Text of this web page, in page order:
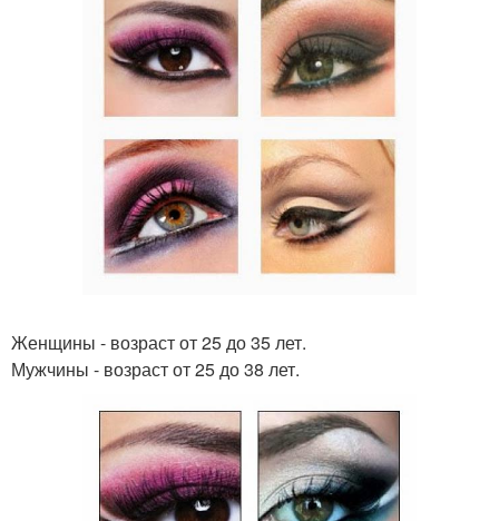
Женщины - возраст от 25 до 35 лет.
Мужчины - возраст от 25 до 38 лет.